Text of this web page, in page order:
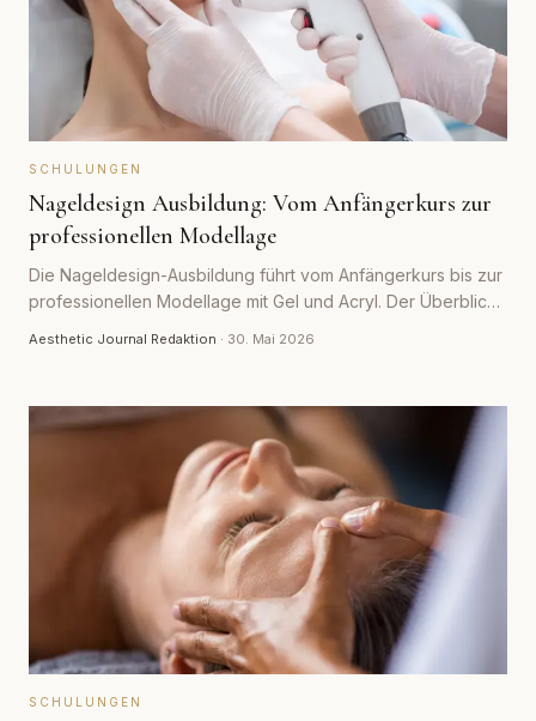
SCHULUNGEN
Nageldesign Ausbildung: Vom Anfängerkurs zur
professionellen Modellage
Die Nageldesign-Ausbildung führt vom Anfängerkurs bis zur
professionellen Modellage mit Gel und Acryl. Der Überblick
Aesthetic Journal Redaktion · 30. Mai 2026
SCHULUNGEN